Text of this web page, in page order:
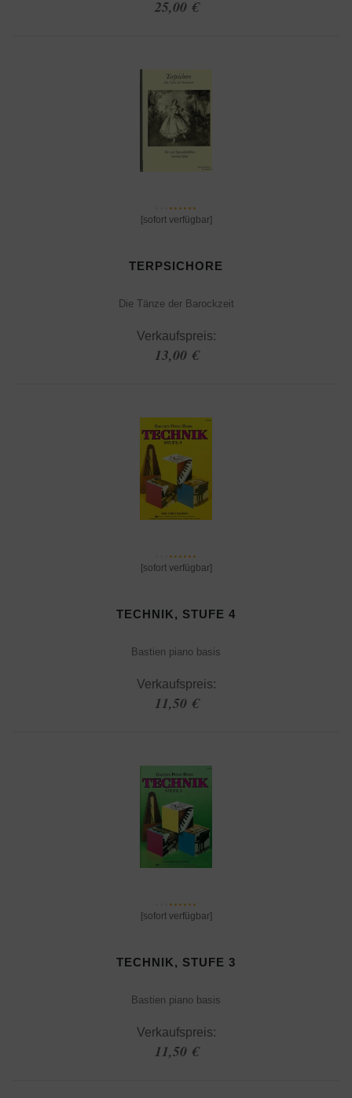
25,00 €
[sofort verfügbar]
TERPSICHORE
Die Tänze der Barockzeit
Verkaufspreis:
13,00 €
[sofort verfügbar]
TECHNIK, STUFE 4
Bastien piano basis
Verkaufspreis:
11,50 €
[sofort verfügbar]
TECHNIK, STUFE 3
Bastien piano basis
Verkaufspreis:
11,50 €